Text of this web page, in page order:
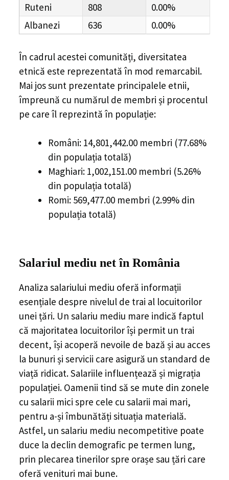
Ruteni
808
0.00%
Albanezi
636 0.00%
În cadrul acestei comunități, diversitatea
etnică este reprezentată în mod remarcabil.
Mai jos sunt prezentate principalele etnii,
împreună cu numărul de membri și procentul
pe care îl reprezintă în populație:
Români: 14,801,442.00 membri (77.68%
din populația totală)
Maghiari: 1,002,151.00 membri (5.26%
din populația totală)
Romi: 569,477.00 membri (2.99% din
populația totală)
Salariul mediu net în România
Analiza salariului mediu oferă informații
esențiale despre nivelul de trai al locuitorilor
unei țări. Un salariu mediu mare indică faptul
că majoritatea locuitorilor își permit un trai
decent, își acoperă nevoile de bază și au acces
la bunuri și servicii care asigură un standard de
viață ridicat. Salariile influențează și migrația
populației. Oamenii tind să se mute din zonele
cu salarii mici spre cele cu salarii mai mari,
pentru a-și îmbunătăți situația materială.
Astfel, un salariu mediu necompetitive poate
duce la declin demografic pe termen lung,
prin plecarea tinerilor spre orașe sau țări care
oferă venituri mai bune.